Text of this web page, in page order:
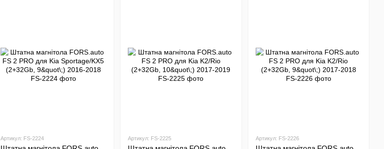
Артикул: FS-2224 Артикул: FS-2225 Артикул: FS-2226